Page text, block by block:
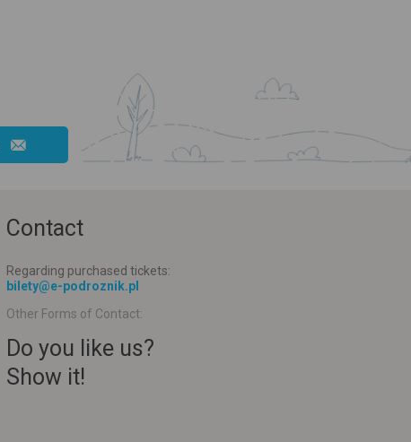
Contact
Regarding purchased tickets:
bilety@e-podroznik.pl
Other Forms of Contact:
Do you like us?
Show it!